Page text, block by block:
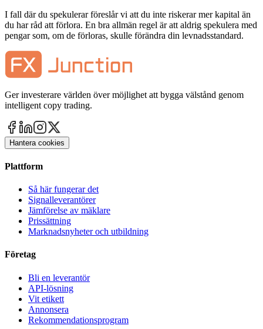
I fall där du spekulerar föreslår vi att du inte riskerar mer kapital än
du har råd att förlora. En bra allmän regel är att aldrig spekulera med
pengar som, om de förloras, skulle förändra din levnadsstandard.
Ger investerare världen över möjlighet att bygga välstånd genom
intelligent copy trading.
Hantera cookies
Plattform
Så här fungerar det
Signalleverantörer
Jämförelse av mäklare
Prissättning
Marknadsnyheter och utbildning
Företag
Bli en leverantör
API-lösning
Vit etikett
Annonsera
Rekommendationsprogram